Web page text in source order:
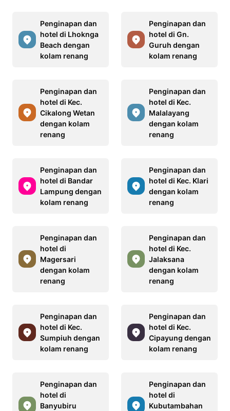
Penginapan dan
hotel di Lhoknga
Beach dengan
kolam renang
Penginapan dan
hotel di Gn.
Guruh dengan
kolam renang
Penginapan dan
hotel di Kec.
Cikalong Wetan
dengan kolam
renang
Penginapan dan
hotel di Kec.
Malalayang
dengan kolam
renang
Penginapan dan
hotel di Bandar
Lampung dengan
kolam renang
Penginapan dan
hotel di Kec. Klari
dengan kolam
renang
Penginapan dan
hotel di
Magersari
dengan kolam
renang
Penginapan dan
hotel di Kec.
Jalaksana
dengan kolam
renang
Penginapan dan
hotel di Kec.
Sumpiuh dengan
kolam renang
Penginapan dan
hotel di Kec.
Cipayung dengan
kolam renang
Penginapan dan
hotel di
Banyubiru
Penginapan dan
hotel di
Kubutambahan